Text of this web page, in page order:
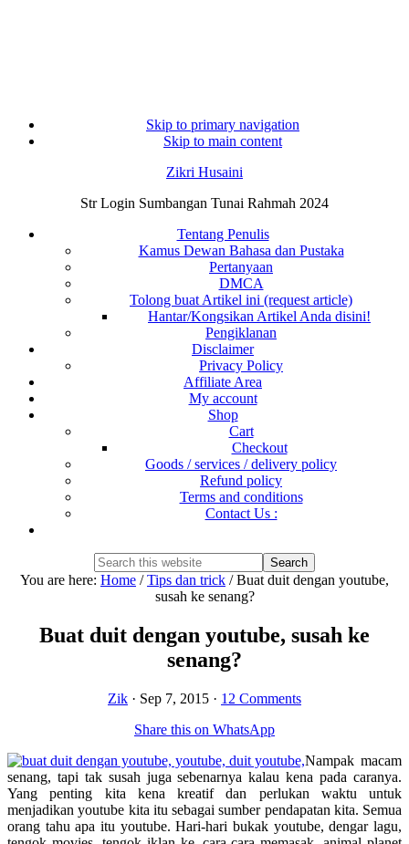
Skip to primary navigation
Skip to main content
Zikri Husaini
Str Login Sumbangan Tunai Rahmah 2024
Tentang Penulis
Kamus Dewan Bahasa dan Pustaka
Pertanyaan
DMCA
Tolong buat Artikel ini (request article)
Hantar/Kongsikan Artikel Anda disini!
Pengiklanan
Disclaimer
Privacy Policy
Affiliate Area
My account
Shop
Cart
Checkout
Goods / services / delivery policy
Refund policy
Terms and conditions
Contact Us :
Search
this
Hide
Search
You are here: Home / Tips dan trick /Buat duit dengan youtube,
susah ke senang?
Buat duit dengan youtube, susah ke
senang?
Zik · Sep 7, 2015 · 12 Comments
Share this on WhatsApp
Nampak macam
senang, tapi tak susah juga sebenarnya kalau kena pada caranya.
Yang penting kita kena kreatif dan perlukan waktu untuk
menjadikan youtube kita itu sebagai sumber pendapatan kita. Semua
orang tahu apa itu youtube. Hari-hari bukak youtube, dengar lagu,